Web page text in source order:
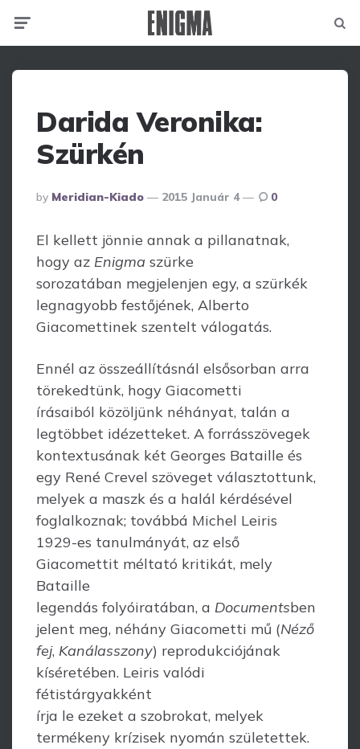
Darida Veronika:
Szürkén
Posted
By
By Meridian-Kiado 2015 Január 4 0
El kellett jönnie annak a pillanatnak,
hogy az Enigma szürke
sorozatában megjelenjen egy, a szürkék
legnagyobb festőjének, Alberto
Giacomettinek szentelt válogatás.
Ennél az összeállításnál elsősorban arra
törekedtünk, hogy Giacometti
írásaiból közöljünk néhányat, talán a
legtöbbet idézetteket. A forrásszövegek
kontextusának két Georges Bataille és
egy René Crevel szöveget választottunk,
melyek a maszk és a halál kérdésével
foglalkoznak; továbbá Michel Leiris
1929-es tanulmányát, az első
Giacomettit méltató kritikát, mely
Bataille
legendás folyóiratában, a Documentsben
jelent meg, néhány Giacometti mű (Néző
fej, Kanálasszony) reprodukciójának
kíséretében. Leiris valódi
fétistárgyakként
írja le ezeket a szobrokat, melyek
termékeny krízisek nyomán születettek.